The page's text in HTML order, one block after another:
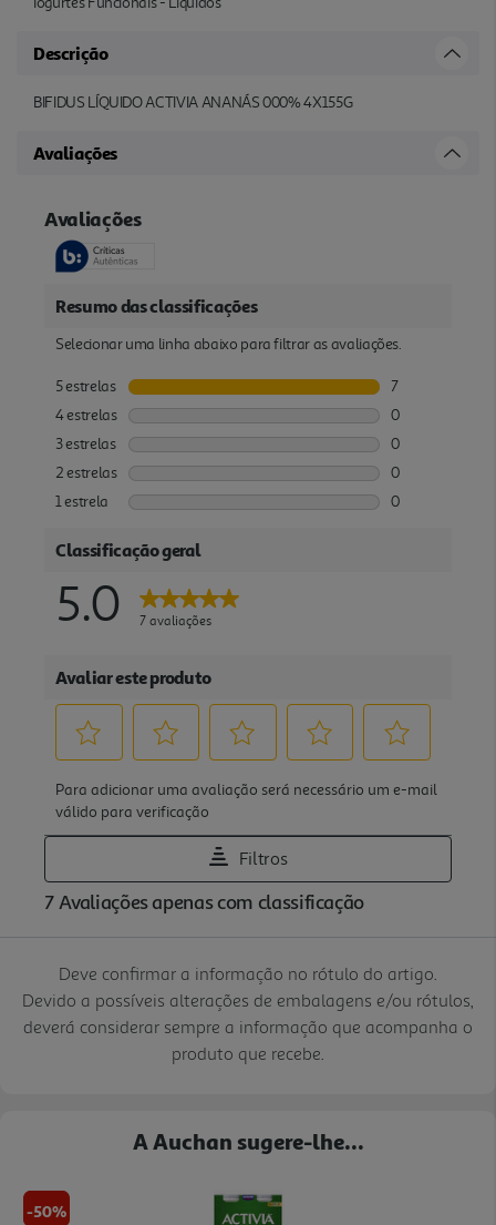
Descrição
BIFIDUS LÍQUIDO ACTIVIA ANANÁS 000% 4X155G
Avaliações
Deve confirmar a informação no rótulo do artigo.
Devido a possíveis alterações de embalagens e/ou rótulos,
deverá considerar sempre a informação que acompanha o
produto que recebe.
A Auchan sugere-lhe...
-50%